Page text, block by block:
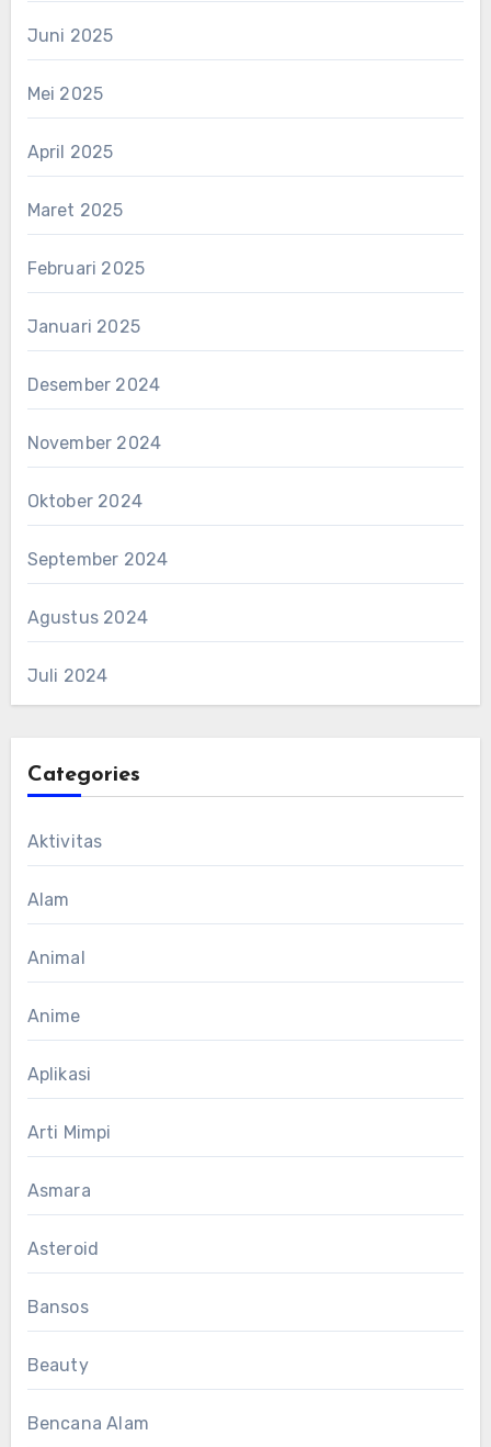
Juni 2025
Mei 2025
April 2025
Maret 2025
Februari 2025
Januari 2025
Desember 2024
November 2024
Oktober 2024
September 2024
Agustus 2024
Juli 2024
Categories
Aktivitas
Alam
Animal
Anime
Aplikasi
Arti Mimpi
Asmara
Asteroid
Bansos
Beauty
Bencana Alam